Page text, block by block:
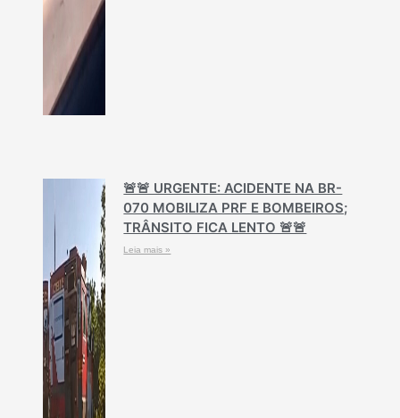
🚨🚨 URGENTE: ACIDENTE NA BR-
070 MOBILIZA PRF E BOMBEIROS;
TRÂNSITO FICA LENTO 🚨🚨
Leia mais »